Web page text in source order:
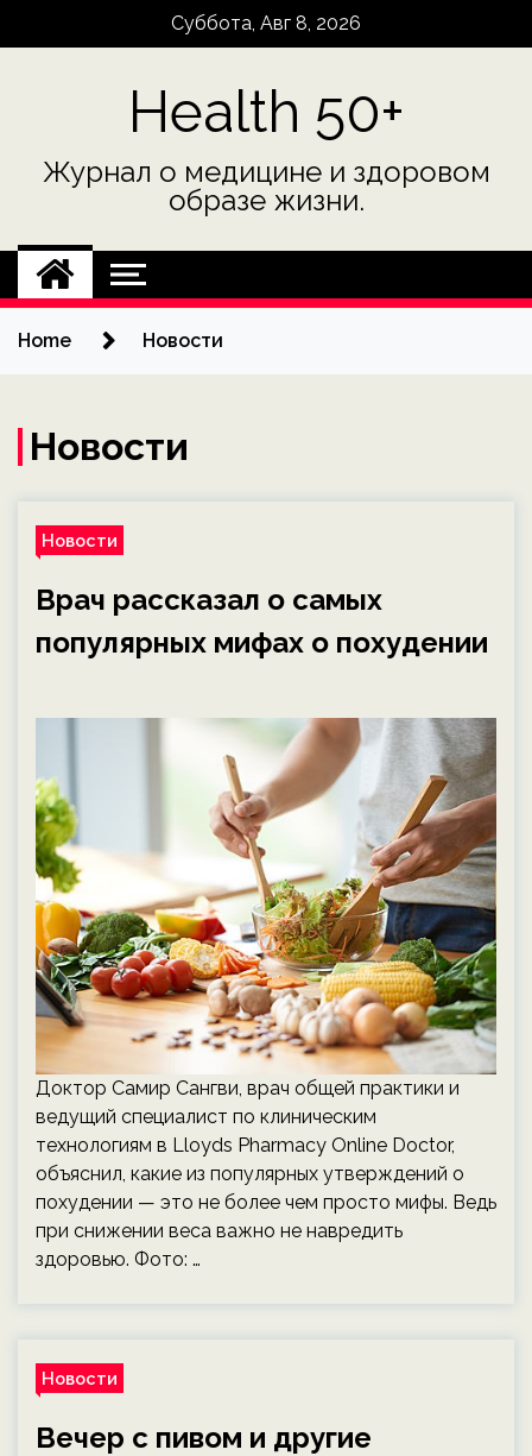
Суббота, Авг 8, 2026
Health 50+
Журнал о медицине и здоровом
образе жизни.
Home Новости
Новости
Новости
Врач рассказал о самых
популярных мифах о похудении
Доктор Самир Сангви, врач общей практики и
ведущий специалист по клиническим
технологиям в Lloyds Pharmacy Online Doctor,
объяснил, какие из популярных утверждений о
похудении — это не более чем просто мифы. Ведь
при снижении веса важно не навредить
здоровью. Фото: …
Новости
Вечер с пивом и другие